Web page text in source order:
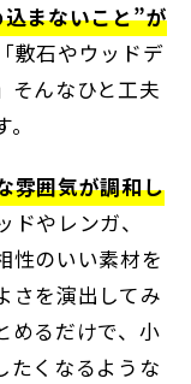
まないこと”が
敷石やウッドデ
」 そんなひと工夫
雰囲気が調和し
ドやレンガ、
性のいい素材を
さを演出してみ
めるだけで、小
たくなるような